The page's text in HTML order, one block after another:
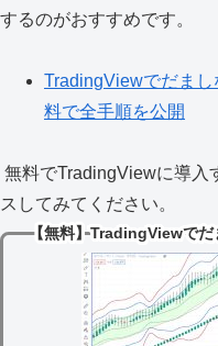
するのがおすすめです。
TradingViewでだま
料で全手順を公開
無料でTradingViewに導入
スしてみてください。
【無料】TradingViewでだ